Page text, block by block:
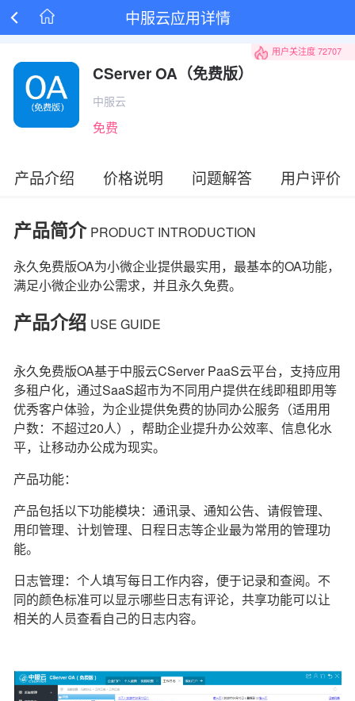
 中服云应用详情
CServer OA（免费版）
中服云
免费
用户关注度72707
产品介绍 价格说明 问题解答 用户评价
产品简介 PRODUCT INTRODUCTION
永久免费版OA为小微企业提供最实用，最基本的OA功能，
满足小微企业办公需求，并且永久免费。
产品介绍 USE GUIDE